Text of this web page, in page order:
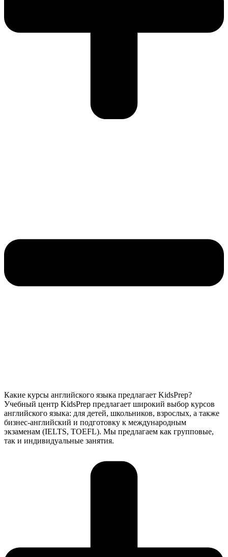
Какие курсы английского языка предлагает KidsPrep?
Учебный центр KidsPrep предлагает широкий выбор курсов
английского языка: для детей, школьников, взрослых, а также
бизнес-английский и подготовку к международным
экзаменам (IELTS, TOEFL). Мы предлагаем как групповые,
так и индивидуальные занятия.